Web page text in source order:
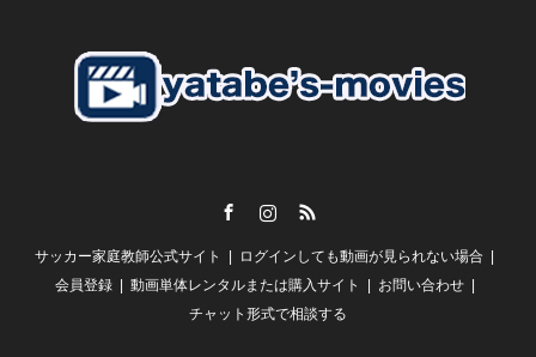
私がずっと言い続けている
「親御さんの理解」
【スクールの必要性とは？】
谷田部としては
「誰かが行っているから、、、」
サッカー家庭教師公式サイト
ログインしても動画が見られない場合
会員登録
動画単体レンタルまたは購入サイト
お問い合わせ
チャット形式で相談する